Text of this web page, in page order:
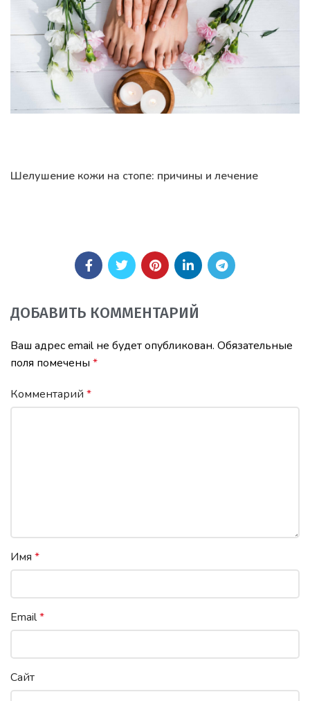
Шелушение кожи на стопе: причины и лечение
ДОБАВИТЬ КОММЕНТАРИЙ
Ваш адрес email не будет опубликован. Обязательные
поля помечены *
Комментарий *
Имя *
Email*
Сайт